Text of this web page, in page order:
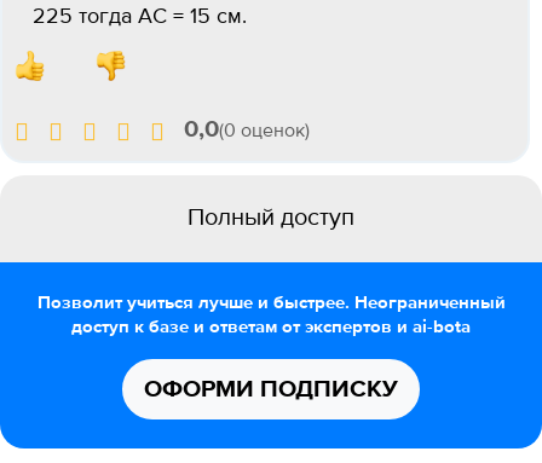
225 тогда АС = 15 см.
0,0(0 оценок)
Полный доступ
Позволит учиться лучше и быстрее. Неограниченный
доступ к базе и ответам от экспертов и ai-bota
ОФОРМИ ПОДПИСКУ